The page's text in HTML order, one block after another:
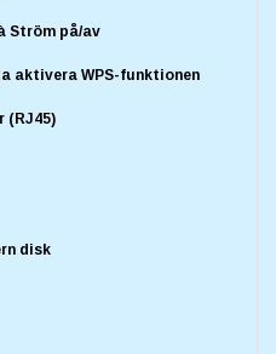
Ström på/av
aktivera WPS-funktionen
(RJ45)
disk